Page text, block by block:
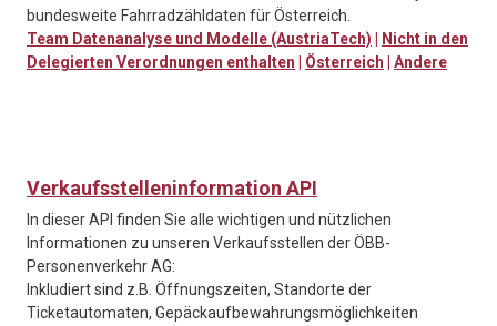
bundesweite Fahrradzähldaten für Österreich.
Team Datenanalyse und Modelle (AustriaTech)
Nicht in den
Delegierten Verordnungen enthalten
Österreich Andere
Verkaufsstelleninformation API
In dieser API finden Sie alle wichtigen und nützlichen
Informationen zu unseren Verkaufsstellen der ÖBB-
Personenverkehr AG:
Inkludiert sind z.B. Öffnungszeiten, Standorte der
Ticketautomaten, Gepäckaufbewahrungsmöglichkeiten